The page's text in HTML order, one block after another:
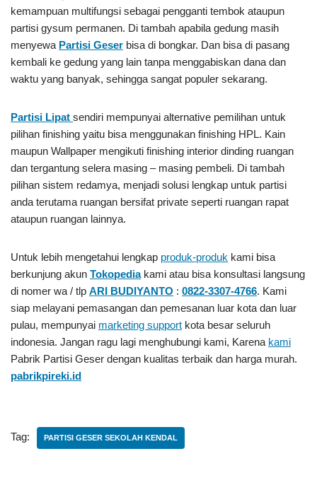
kemampuan multifungsi sebagai pengganti tembok ataupun
partisi gysum permanen. Di tambah apabila gedung masih
menyewa Partisi Geser bisa di bongkar. Dan bisa di pasang
kembali ke gedung yang lain tanpa menggabiskan dana dan
waktu yang banyak, sehingga sangat populer sekarang.
Partisi Lipat sendiri mempunyai alternative pemilihan untuk
pilihan finishing yaitu bisa menggunakan finishing HPL. Kain
maupun Wallpaper mengikuti finishing interior dinding ruangan
dan tergantung selera masing – masing pembeli. Di tambah
pilihan sistem redamya, menjadi solusi lengkap untuk partisi
anda terutama ruangan bersifat private seperti ruangan rapat
ataupun ruangan lainnya.
Untuk lebih mengetahui lengkap produk-produk kami bisa
berkunjung akun Tokopediakami atau bisa konsultasi langsung
di nomer wa / tlp ARI BUDIYANTO : 0822-3307-4766. Kami
siap melayani pemasangan dan pemesanan luar kota dan luar
pulau, mempunyai marketing support kota besar seluruh
indonesia. Jangan ragu lagi menghubungi kami, Karena kami
Pabrik Partisi Geser dengan kualitas terbaik dan harga murah.
pabrikpireki.id
Tag: PARTISI GESER SEKOLAH KENDAL